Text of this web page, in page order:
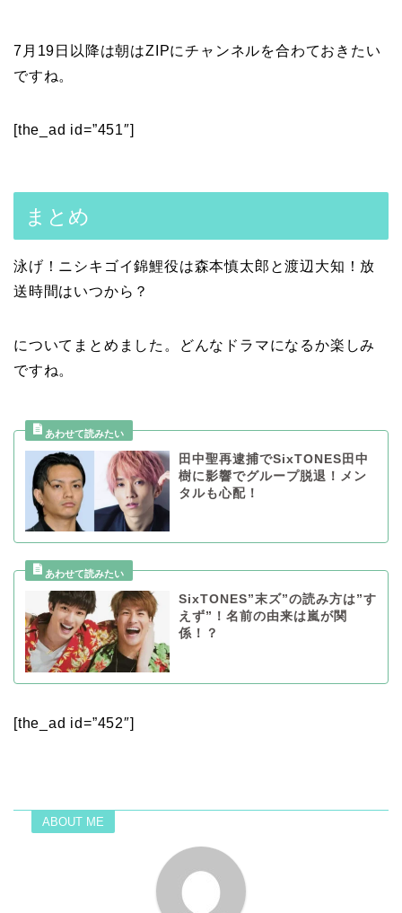
7月19日以降は朝はZIPにチャンネルを合わておきたい
ですね。
[the_ad id=”451″]
まとめ
泳げ！ニシキゴイ錦鯉役は森本慎太郎と渡辺大知！放
送時間はいつから？
についてまとめました。どんなドラマになるか楽しみ
ですね。
田中聖再逮捕でSixTONES田中
樹に影響でグループ脱退！メン
タルも心配！
SixTONES”末ズ”の読み方は”す
えず”！名前の由来は嵐が関
係！？
[the_ad id=”452″]
ABOUT ME